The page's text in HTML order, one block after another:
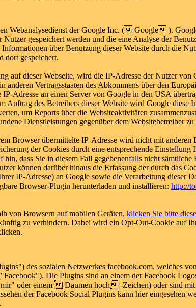
Webanalysedienst der Google Inc. ( Google ).
gespeichert werden und die eine Analyse der
über Benutzung dieser Website durch die
dort gespeichert.
auf dieser Webseite, wird die IP-Adresse der Nutzer von
anderen Vertragsstaaten des Abkommens über den
Adresse an einen Server von Google in den USA
Auftrag des Betreibers dieser Website wird Google diese
um Reports über die Websiteaktivitäten
Dienstleistungen gegenüber dem Websitebetreiber zu
Browser übermittelte IP-Adresse wird nicht mit anderen
der Cookies durch eine entsprechende
dass Sie in diesem Fall gegebenenfalls nicht sämtliche
können darüber hinaus die Erfassung der durch das
IP-Adresse) an Google sowie die Verarbeitung dieser
Browser-Plugin herunterladen und installieren: http://
von Browsern auf mobilen Geräten, klicken Sie bitte
zu verhindern. Dabei wird ein Opt-Out-Cookie auf
des sozialen Netzwerkes facebook.com, welches
Die Plugins sind an einem der Facebook
oder einem  Daumen hoch -Zeichen) oder sind mit
der Facebook Social Plugins kann hier eingesehen
.